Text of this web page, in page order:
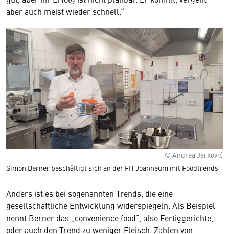
aber auch meist wieder schnell.“
© Andrea Jerković
Simon Berner beschäftigt sich an der FH Joanneum mit Foodtrends
Anders ist es bei sogenannten Trends, die eine
gesellschaftliche Entwicklung widerspiegeln. Als Beispiel
nennt Berner das „convenience food“, also Fertiggerichte,
oder auch den Trend zu weniger Fleisch. Zahlen von